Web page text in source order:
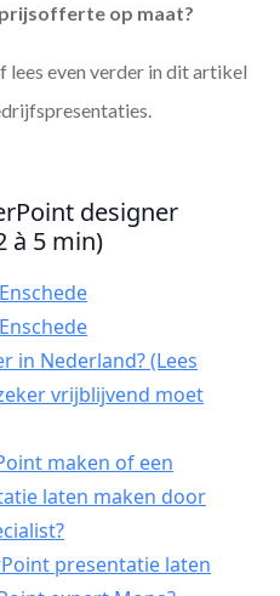
op maat?
lees even verder in dit artikel
designer
à 5 min)
in Nederland? (Lees
vrijblijvend moet
maken of een
laten maken door
presentatie laten